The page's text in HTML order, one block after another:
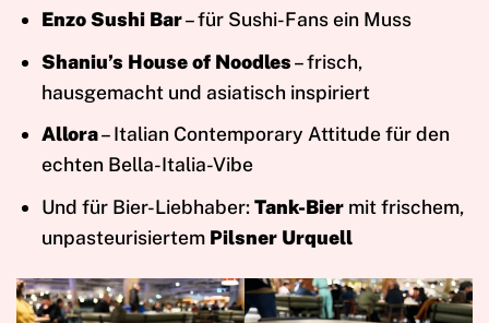
Enzo Sushi Bar– für Sushi-Fans ein Muss
Shaniu’s House of Noodles– frisch,
hausgemacht und asiatisch inspiriert
Allora– Italian Contemporary Attitude für den
echten Bella-Italia-Vibe
Und für Bier-Liebhaber:Tank-Biermit frischem,
unpasteurisiertem Pilsner Urquell